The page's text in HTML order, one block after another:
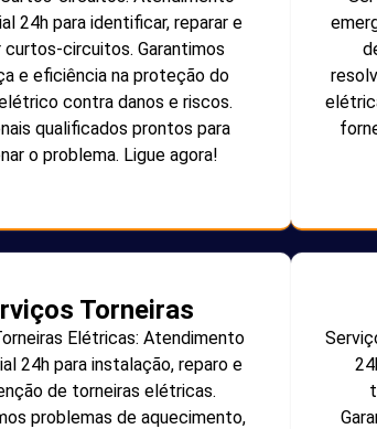
24h para identificar, reparar e
curtos-circuitos. Garantimos
e eficiência na proteção do
contra danos e riscos.
qualificados prontos para
o problema. Ligue agora!
Torneiras
Elétricas: Atendimento
24h para instalação, reparo e
de torneiras elétricas.
problemas de aquecimento,